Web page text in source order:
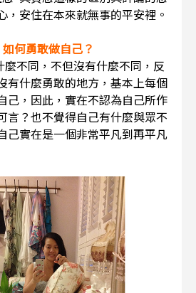
，安住在本來就無事的平安裡。
何勇敢做自己？
不同，不但沒有什麼不同，反
有什麼勇敢的地方，基本上每個
己，因此，實在不認為自己所作
言？也不覺得自己有什麼與眾不
己實在是一個非常平凡到再平凡